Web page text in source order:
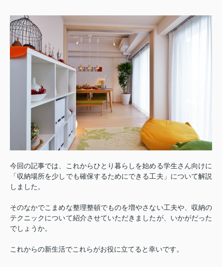
今回の記事では、これからひとり暮らしを始める学生さん向けに
「収納場所を少しでも確保するためにできる工夫」について解説
しました。
そのなかでこまめな整理整頓でものを増やさない工夫や、収納の
テクニックについて紹介させていただきましたが、いかがだった
でしょうか。
これからの新生活でこれらがお役に立てると幸いです。